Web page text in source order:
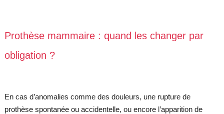
Prothèse mammaire : quand les changer par
obligation ?
En cas d’anomalies comme des douleurs, une rupture de
prothèse spontanée ou accidentelle, ou encore l’apparition de